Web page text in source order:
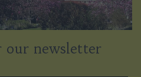
our newsletter